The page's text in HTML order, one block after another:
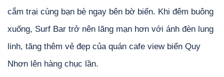
cắm trại cùng bạn bè ngay bên bờ biển. Khi đêm buông
xuống, Surf Bar trở nên lãng mạn hơn với ánh đèn lung
linh, tăng thêm vẻ đẹp của quán cafe view biển Quy
Nhơn lên hàng chục lần.